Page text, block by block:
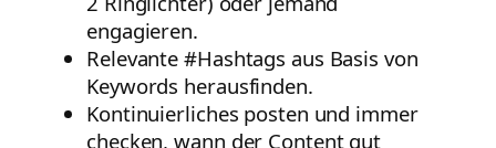
engagieren.
Relevante #Hashtags aus Basis von
Keywords herausfinden.
Kontinuierliches posten und immer
checken, wann der Content gut